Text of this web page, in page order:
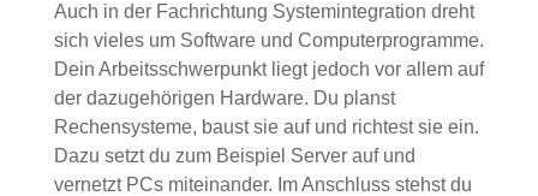
Auch in der Fachrichtung Systemintegration dreht
sich vieles um Software und Computerprogramme.
Dein Arbeitsschwerpunkt liegt jedoch vor allem auf
der dazugehörigen Hardware. Du planst
Rechensysteme, baust sie auf und richtest sie ein.
Dazu setzt du zum Beispiel Server auf und
vernetzt PCs miteinander. Im Anschluss stehst du